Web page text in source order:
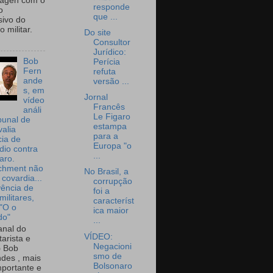
do
militar.
Bob
Fern
ande
s, em
vídeo
análi
de
de
contra
não
de
o
do
e
Bob
, mais
e
responde
que ...
Do site
Consultor
Jurídico:
Perícia
refuta
versão ...
Jornal
Francês
Le Figaro
estampa
para a
Europa "o
...
No Brasil, a
corrupção
foi a
característ
ica maior
...
VÍDEO:
Negacioni
smo de
Bolsonaro